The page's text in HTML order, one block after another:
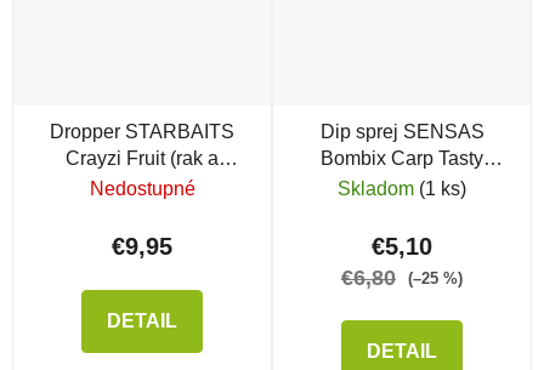
Dropper STARBAITS
Crayzi Fruit (rak a
ovocie)
Nedostupné
€9,95
DETAIL
Dip sprej SENSAS
Bombix Carp Tasty
Scopex
Skladom (1 ks)
€5,10
€6,80 (–25 %)
DETAIL